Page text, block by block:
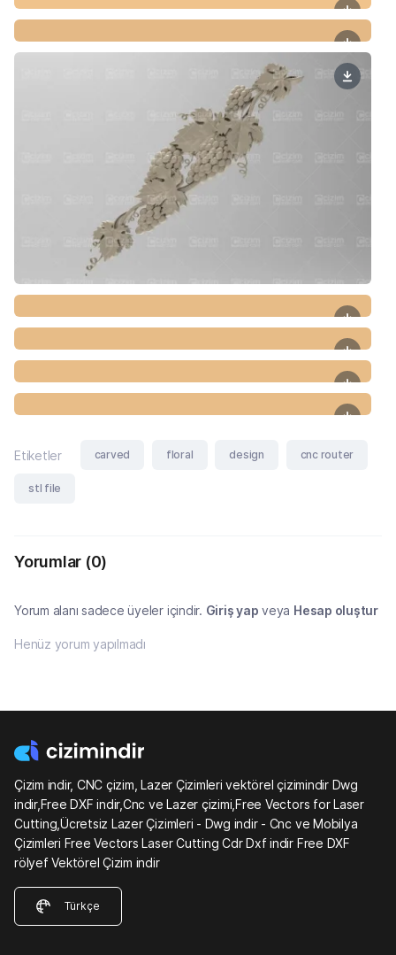
Etiketler carved floral design cnc router
stl file
Yorumlar (0)
Yorum alanı sadece üyeler içindir. Giriş yap veya Hesap oluştur
Henüz yorum yapılmadı
Çizim indir, CNC çizim, Lazer Çizimleri vektörel çizimindir Dwg
indir,Free DXF indir,Cnc ve Lazer çizimi,Free Vectors for Laser
Cutting,Ücretsiz Lazer Çizimleri - Dwg indir - Cnc ve Mobilya
Çizimleri Free Vectors Laser Cutting Cdr Dxf indir Free DXF
rölyef Vektörel Çizim indir
Türkçe